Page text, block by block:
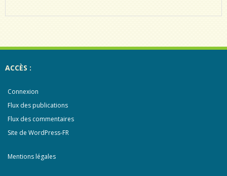
ACCÈS :
Connexion
Flux des publications
Flux des commentaires
Site de WordPress-FR
Mentions légales